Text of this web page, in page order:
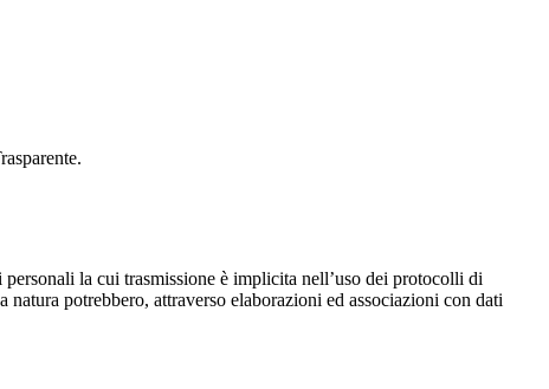
la cui trasmissione è implicita nell’uso dei protocolli di
potrebbero, attraverso elaborazioni ed associazioni con dati